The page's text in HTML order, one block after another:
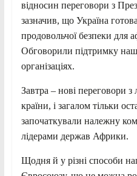
відносин переговори з
зазначив, що Україна
продовольчої безпеки для
Обговорили підтримку
організаціях.
Завтра – нові переговори з
країни, і загалом тільки
започаткували належну
лідерами держав Африки.
Щодня й у різні способи